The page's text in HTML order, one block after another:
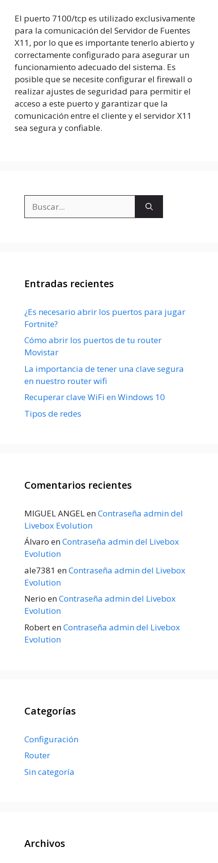
El puerto 7100/tcp es utilizado exclusivamente
para la comunicación del Servidor de Fuentes
X11, por lo que es importante tenerlo abierto y
correctamente configurado para asegurar un
funcionamiento adecuado del sistema. Es
posible que se necesite configurar el firewall o
realizar ajustes de seguridad para permitir el
acceso a este puerto y garantizar que la
comunicación entre el cliente y el servidor X11
sea segura y confiable.
Entradas recientes
¿Es necesario abrir los puertos para jugar
Fortnite?
Cómo abrir los puertos de tu router
Movistar
La importancia de tener una clave segura
en nuestro router wifi
Recuperar clave WiFi en Windows 10
Tipos de redes
Comentarios recientes
MIGUEL ANGELenContraseña admin del
Livebox Evolution
Álvaro enContraseña admin del Livebox
Evolution
ale7381 enContraseña admin del Livebox
Evolution
Nerio enContraseña admin del Livebox
Evolution
RobertenContraseña admin del Livebox
Evolution
Categorías
Configuración
Router
Sin categoría
Archivos